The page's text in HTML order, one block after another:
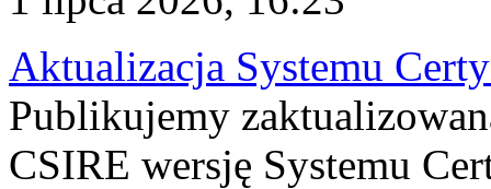
Aktualizacja Systemu
Publikujemy
CSIRE wersję Systemu